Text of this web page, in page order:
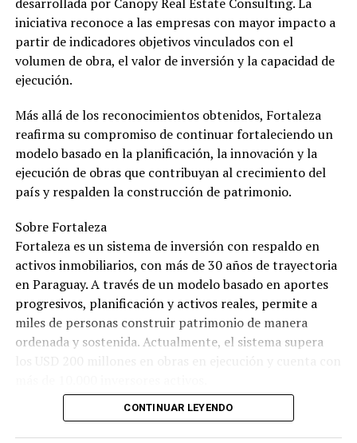
desarrollada por Canopy Real Estate Consulting. La
iniciativa reconoce a las empresas con mayor impacto a
partir de indicadores objetivos vinculados con el
volumen de obra, el valor de inversión y la capacidad de
ejecución.
Más allá de los reconocimientos obtenidos, Fortaleza
reafirma su compromiso de continuar fortaleciendo un
modelo basado en la planificación, la innovación y la
ejecución de obras que contribuyan al crecimiento del
país y respalden la construcción de patrimonio.
Sobre Fortaleza
Fortaleza es un sistema de inversión con respaldo en
activos inmobiliarios, con más de 30 años de trayectoria
en Paraguay. A través de un modelo basado en aportes
progresivos, planificación y activos reales, permite a
miles de personas construir patrimonio de manera
ordenada y sostenida. Actualmente, el sistema supera
CONTINUAR LEYENDO